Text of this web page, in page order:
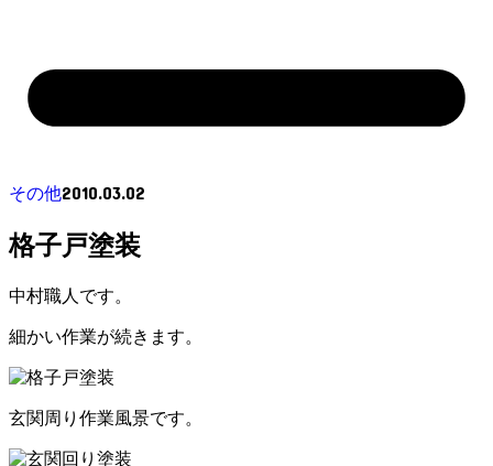
その他2010.03.02
格子戸塗装
中村職人です。
細かい作業が続きます。
玄関周り作業風景です。